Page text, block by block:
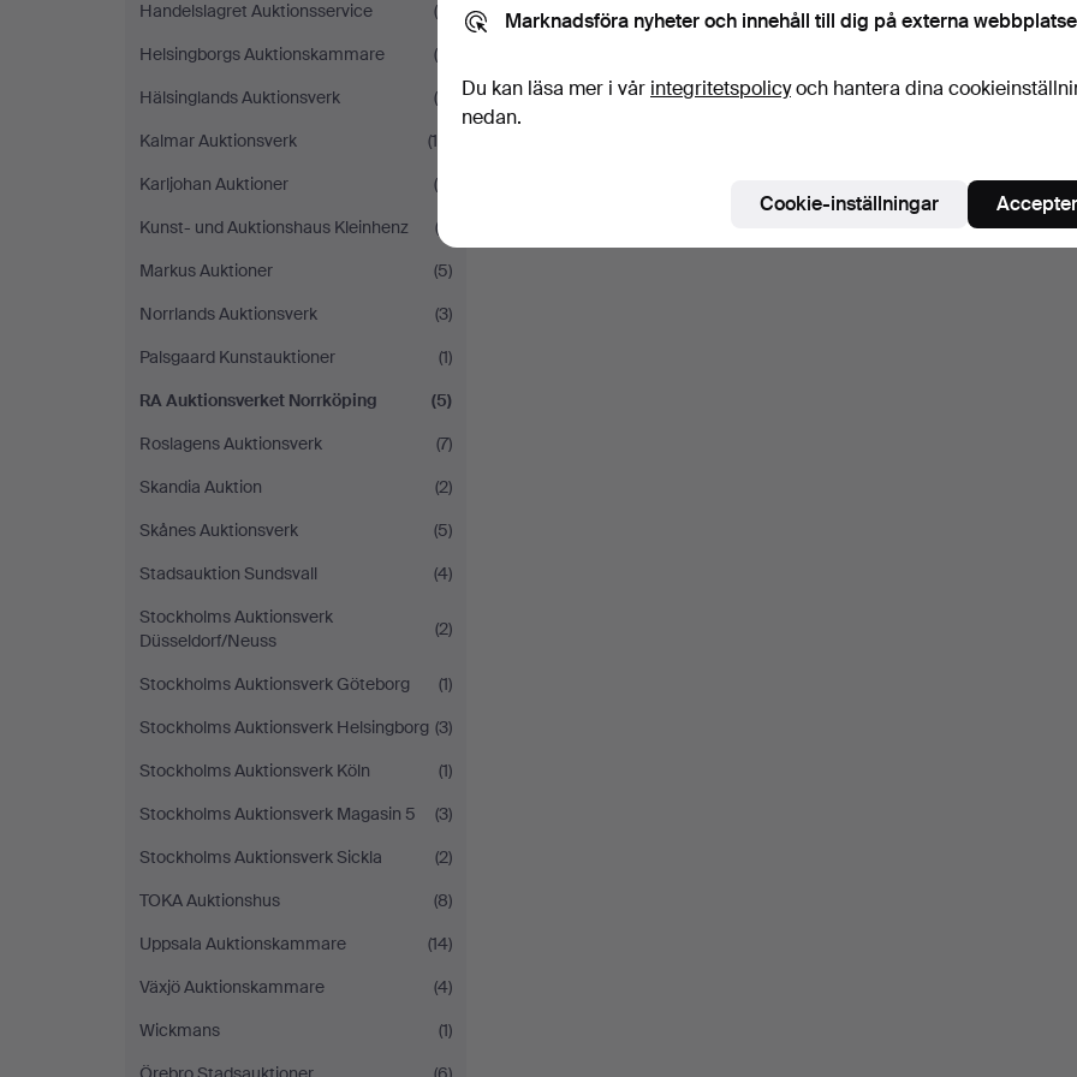
Handelslagret Auktionsservice
(5)
Helsingborgs Auktionskammare
(4)
Hälsinglands Auktionsverk
(8)
Kalmar Auktionsverk
(16)
Karljohan Auktioner
(5)
Kunst- und Auktionshaus Kleinhenz
(3)
Markus Auktioner
(5)
Norrlands Auktionsverk
(3)
Palsgaard Kunstauktioner
(1)
RA Auktionsverket Norrköping
(5)
Roslagens Auktionsverk
(7)
Skandia Auktion
(2)
Skånes Auktionsverk
(5)
Stadsauktion Sundsvall
(4)
Stockholms Auktionsverk
Düsseldorf/Neuss
(2)
Stockholms Auktionsverk Göteborg
(1)
Stockholms Auktionsverk Helsingborg (3)
Stockholms Auktionsverk Köln
(1)
Stockholms Auktionsverk Magasin 5
(3)
Stockholms Auktionsverk Sickla
(2)
TOKA Auktionshus
(8)
Uppsala Auktionskammare
(14)
Växjö Auktionskammare
(4)
Wickmans
(1)
Marknadsföra nyheter och innehåll till dig på externa
Du kan läsa mer i vår integritetspolicyoch hantera dina
nedan.
Cookie-inställningar